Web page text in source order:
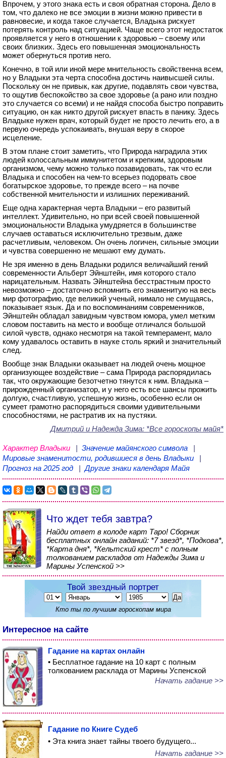
Впрочем, у этого знака есть и своя обратная сторона. Дело в
том, что далеко не все эмоции в жизни можно привести в
равновесие, и когда такое случается, Владыка рискует
потерять контроль над ситуацией. Чаще всего этот недостаток
проявляется у него в отношении к здоровью – своему или
своих близких. Здесь его повышенная эмоциональность
может обернуться против него.
Конечно, в той или иной мере мнительность свойственна всем,
но у Владыки эта черта способна достичь наивысшей силы.
Поскольку он не привык, как другие, подавлять свои чувства,
то ощутив беспокойство за свое здоровье (а рано или поздно
это случается со всеми) и не найдя способа быстро поправить
ситуацию, он как никто другой рискует впасть в панику. Здесь
Владыке нужен врач, который будет не просто лечить его, а в
первую очередь успокаивать, внушая веру в скорое
исцеление.
В этом плане стоит заметить, что Природа наградила этих
людей колоссальным иммунитетом и крепким, здоровым
организмом, чему можно только позавидовать, так что если
Владыка и способен на чем-то всерьез подорвать свое
богатырское здоровье, то прежде всего – на почве
собственной мнительности и излишних переживаний.
Еще одна характерная черта Владыки – его развитый
интеллект. Удивительно, но при всей своей повышенной
эмоциональности Владыка умудряется в большинстве
случаев оставаться исключительно трезвым, даже
расчетливым, человеком. Он очень логичен, сильные эмоции
и чувства совершенно не мешают ему думать.
Не зря именно в день Владыки родился величайший гений
современности Альберт Эйнштейн, имя которого стало
нарицательным. Назвать Эйнштейна бесстрастным просто
невозможно – достаточно вспомнить его знаменитую на весь
мир фотографию, где великий ученый, нимало не смущаясь,
показывает язык. Да и по воспоминаниям современников,
Эйнштейн обладал завидным чувством юмора, умел метким
словом поставить на место и вообще отличался большой
силой чувств, однако несмотря на такой темперамент, мало
кому удавалось оставить в науке столь яркий и значительный
след.
Вообще знак Владыки оказывает на людей очень мощное
организующее воздействие – сама Природа распорядилась
так, что окружающие безотчетно тянутся к ним. Владыка –
прирожденный организатор, и у него есть все шансы прожить
долгую, счастливую, успешную жизнь, особенно если он
сумеет грамотно распорядиться своими удивительными
способностями, не растратив их на пустяки.
Дмитрий и Надежда Зима: *Все гороскопы майя*
Характер Владыки | Значение майянского символа
|
Мировые знаменитости, родившиеся в день Владыки
|
Прогноз на 2025 год
|Другие знаки календаря Майя
Что ждет тебя завтра?
Найди ответ в колоде карт Таро! Сборник
бесплатных онлайн гаданий: *7 звезд*, *Подкова*,
*Карта дня*, *Кельтский крест* с полным
толкованием раскладов от Надежды Зима и
Марины Успенской >>
Твой звездный портрет
Кто ты по лучшим гороскопам мира
Интересное на сайте
Гадание на картах онлайн
• Бесплатное гадание на 10 карт с полным
толкованием расклада от Марины Успенской
Начать гадание >>
Гадание по Книге Судеб
• Эта книга знает тайны твоего будущего...
Начать гадание >>